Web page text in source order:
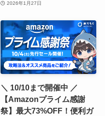
2026年1月27日
＼ 10/10まで開催中 ／
【Amazonプライム感謝
祭】最大73%OFF！便利ガ